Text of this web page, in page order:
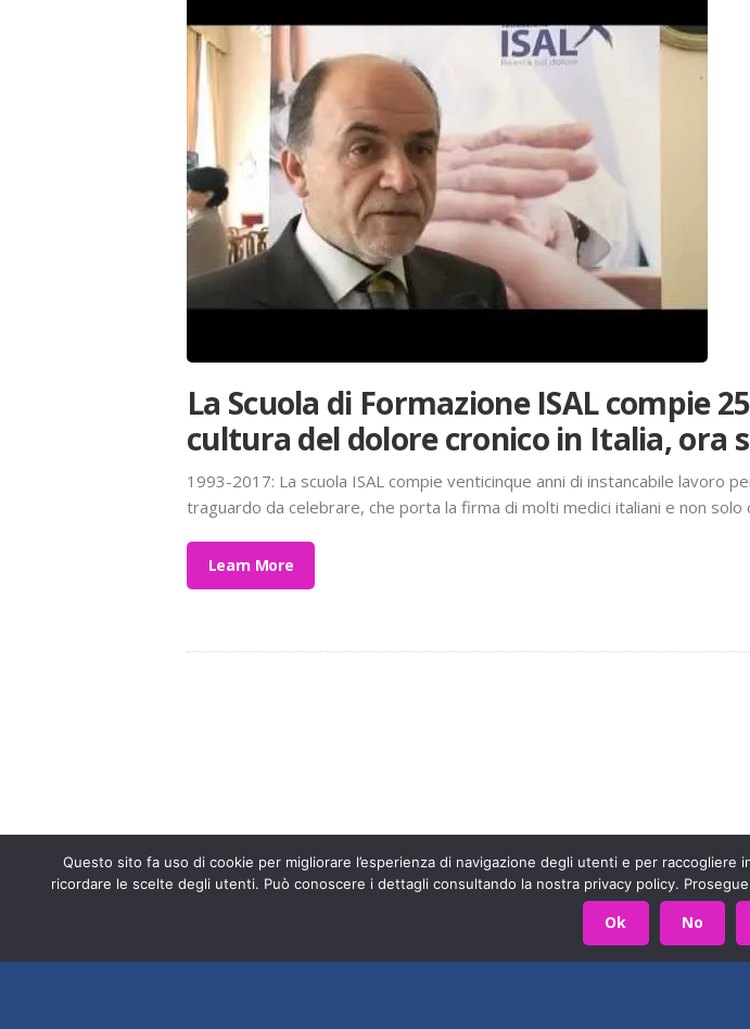
La Scuola di Formazione ISAL compie
cultura del dolore cronico in Italia, ora
1993-2017: La scuola ISAL compie venticinque anni di instancabile lavoro
traguardo da celebrare, che porta la firma di molti medici italiani e non solo
Learn More
Fondazione ISAL © 2026 P. IVA 03932590403 Privacy Policy - Sviluppato
Questo sito fa uso di cookie per migliorare l’esperienza di navigazione degli utenti e per
ricordare le scelte degli utenti. Può conoscere i dettagli consultando la nostra privacy policy.
Ok No